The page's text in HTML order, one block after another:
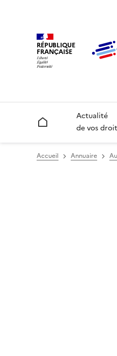
RÉPUBLIQUE
FRANÇAISE
Accueil
Actualité
de vos
Accueil Annuaire